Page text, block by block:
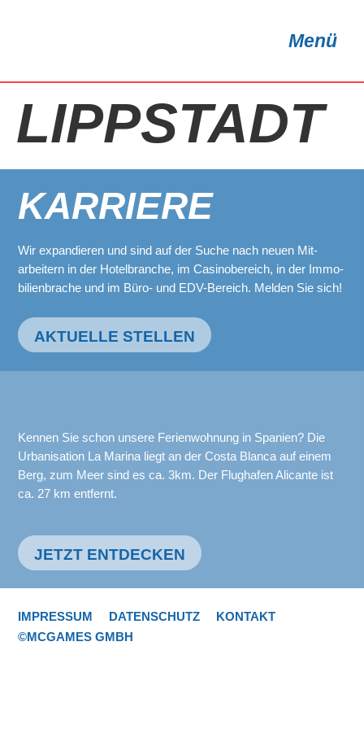
Menü
LIPPSTADT
KARRIERE
Wir expandieren und sind auf der Suche nach neuen Mit-
arbeitern in der Hotelbranche, im Casinobereich, in der Immo-
bilienbrache und im Büro- und EDV-Bereich. Melden Sie sich!
AKTUELLE STELLEN
Kennen Sie schon unsere Ferienwohnung in Spanien? Die
Urbanisation La Marina liegt an der Costa Blanca auf einem
Berg, zum Meer sind es ca. 3km. Der Flughafen Alicante ist
ca. 27 km entfernt.
JETZT ENTDECKEN
IMPRESSUM DATENSCHUTZ
KONTAKT
©MCGAMES GMBH